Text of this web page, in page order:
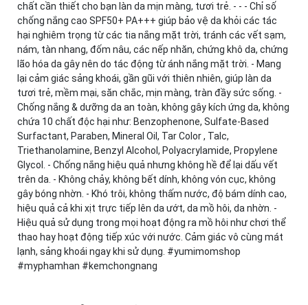
chất cần thiết cho bạn làn da mịn màng, tươi trẻ. - - - Chỉ số
chống nắng cao SPF50+ PA+++ giúp bảo vệ da khỏi các tác
hại nghiêm trọng từ các tia nắng mặt trời, tránh các vết sạm,
nám, tàn nhang, đốm nâu, các nếp nhăn, chứng khô da, chứng
lão hóa da gây nên do tác động từ ánh nắng mặt trời. - Mang
lại cảm giác sảng khoái, gần gũi với thiên nhiên, giúp làn da
tươi trẻ, mềm mại, săn chắc, mịn màng, tràn đầy sức sống. -
Chống nắng & dưỡng da an toàn, không gây kích ứng da, không
chứa 10 chất độc hại như: Benzophenone, Sulfate-Based
Surfactant, Paraben, Mineral Oil, Tar Color , Talc,
Triethanolamine, Benzyl Alcohol, Polyacrylamide, Propylene
Glycol. - Chống nắng hiệu quả nhưng không hề để lại dấu vết
trên da. - Không chảy, không bết dính, không vón cục, không
gây bóng nhờn. - Khó trôi, không thấm nước, độ bám dính cao,
hiệu quả cả khi xịt trực tiếp lên da ướt, da mồ hôi, da nhờn. -
Hiệu quả sử dụng trong mọi hoạt động ra mồ hôi như chơi thể
thao hay hoạt động tiếp xúc với nước. Cảm giác vô cùng mát
lạnh, sảng khoái ngay khi sử dụng. #yumimomshop
#myphamhan #kemchongnang